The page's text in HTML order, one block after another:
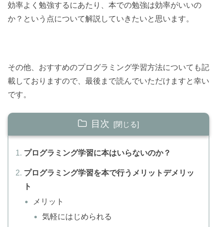
効率よく勉強するにあたり、本での勉強は効率がいいの
か？という点について解説していきたいと思います。
その他、おすすめのプログラミング学習方法についても記
載しておりますので、最後まで読んでいただけますと幸い
です。
目次
プログラミング学習に本はいらないのか？
プログラミング学習を本で行うメリットデメリッ
ト
メリット
気軽にはじめられる